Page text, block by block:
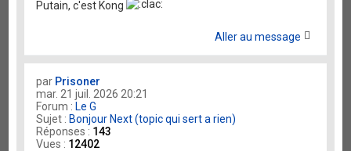
Putain, c'est Kong
Aller au message
par Prisoner
mar. 21 juil. 2026 20:21
Forum : Le G
Sujet : Bonjour Next (topic qui sert a rien)
Réponses : 143
Vues : 12402